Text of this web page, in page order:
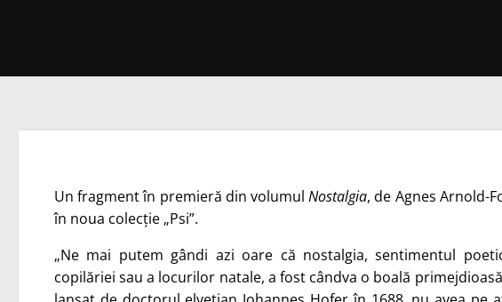
Un fragment în premieră din volumulNostalgia, de Agnes Arnold-
în noua colecție „Psi”.
„Ne mai putem gândi azi oare că nostalgia, sentimentul
copilăriei sau a locurilor natale, a fost cândva o boală